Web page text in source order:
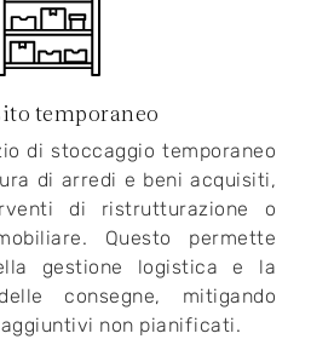
temporaneo
di stoccaggio temporaneo
di arredi e beni acquisiti,
di ristrutturazione o
Questo permette
gestione logistica e la
consegne, mitigando
non pianificati.